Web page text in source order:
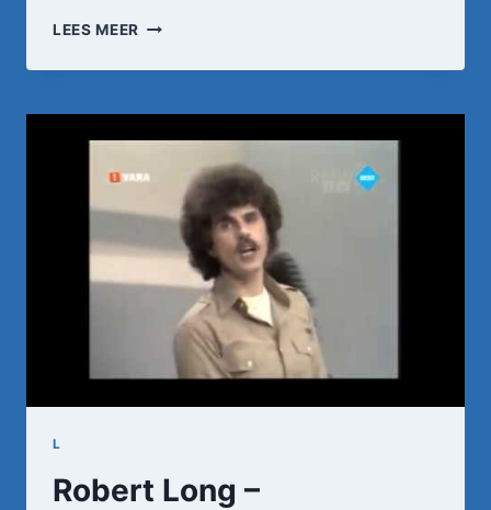
LEES MEER LUCAS
GEA
STEEDS
WEER
JE
ZONDER
JOU.WMV
L
Robert Long –